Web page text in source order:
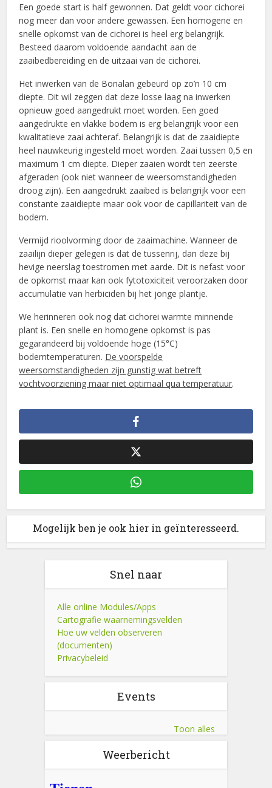
Een goede start is half gewonnen. Dat geldt voor cichorei
nog meer dan voor andere gewassen. Een homogene en
snelle opkomst van de cichorei is heel erg belangrijk.
Besteed daarom voldoende aandacht aan de
zaaibedbereiding en de uitzaai van de cichorei.
Het inwerken van de Bonalan gebeurd op zo’n 10 cm
diepte. Dit wil zeggen dat deze losse laag na inwerken
opnieuw goed aangedrukt moet worden. Een goed
aangedrukte en vlakke bodem is erg belangrijk voor een
kwalitatieve zaai achteraf. Belangrijk is dat de zaaidiepte
heel nauwkeurig ingesteld moet worden. Zaai tussen 0,5 en
maximum 1 cm diepte. Dieper zaaien wordt ten zeerste
afgeraden (ook niet wanneer de weersomstandigheden
droog zijn). Een aangedrukt zaaibed is belangrijk voor een
constante zaaidiepte maar ook voor de capillariteit van de
bodem.
Vermijd rioolvorming door de zaaimachine. Wanneer de
zaailijn dieper gelegen is dat de tussenrij, dan deze bij
hevige neerslag toestromen met aarde. Dit is nefast voor
de opkomst maar kan ook fytotoxiciteit veroorzaken door
accumulatie van herbiciden bij het jonge plantje.
We herinneren ook nog dat cichorei warmte minnende
plant is. Een snelle en homogene opkomst is pas
gegarandeerd bij voldoende hoge (15°C)
bodemtemperaturen. De voorspelde
weersomstandigheden zijn gunstig wat betreft
vochtvoorziening maar niet optimaal qua temperatuur.
Mogelijk ben je ook hier in geïnteresseerd.
Snel naar
Alle online Modules/Apps
Cartografie waarnemingsvelden
Hoe uw velden observeren
(documenten)
Privacybeleid
Events
Toon alles
Weerbericht